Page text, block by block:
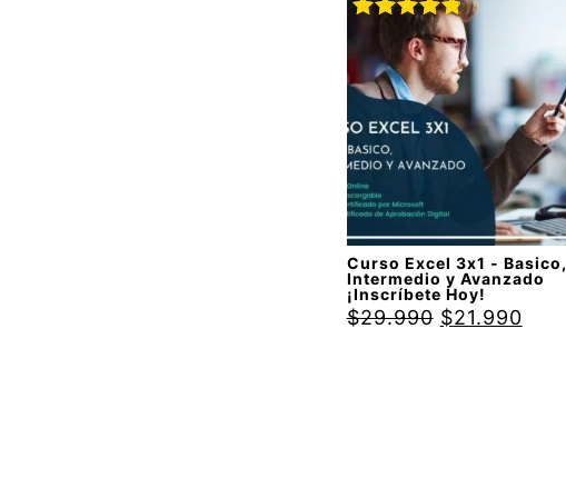
Curso Excel 3x1 - Basico,
Intermedio y Avanzado
¡Inscríbete Hoy!
Valorado
con
4.88
de 5
$29.990 $21.990